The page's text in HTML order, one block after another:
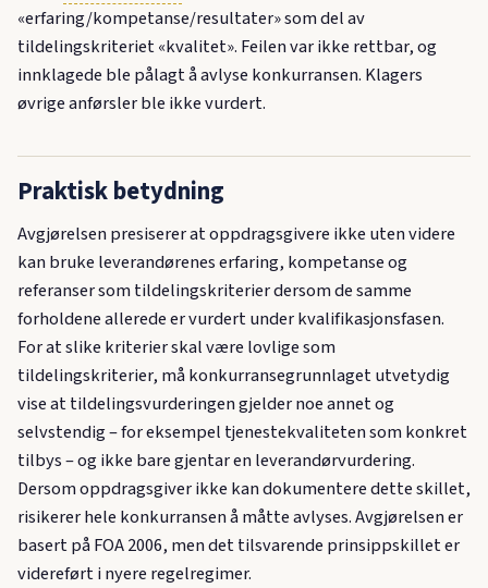
«erfaring/kompetanse/resultater» som del av
tildelingskriteriet «kvalitet». Feilen var ikke rettbar, og
innklagede ble pålagt å avlyse konkurransen. Klagers
øvrige anførsler ble ikke vurdert.
Praktisk betydning
Avgjørelsen presiserer at oppdragsgivere ikke uten videre
kan bruke leverandørenes erfaring, kompetanse og
referanser som tildelingskriterier dersom de samme
forholdene allerede er vurdert under kvalifikasjonsfasen.
For at slike kriterier skal være lovlige som
tildelingskriterier, må konkurransegrunnlaget utvetydig
vise at tildelingsvurderingen gjelder noe annet og
selvstendig – for eksempel tjenestekvaliteten som konkret
tilbys – og ikke bare gjentar en leverandørvurdering.
Dersom oppdragsgiver ikke kan dokumentere dette skillet,
risikerer hele konkurransen å måtte avlyses. Avgjørelsen er
basert på FOA 2006, men det tilsvarende prinsippskillet er
videreført i nyere regelregimer.